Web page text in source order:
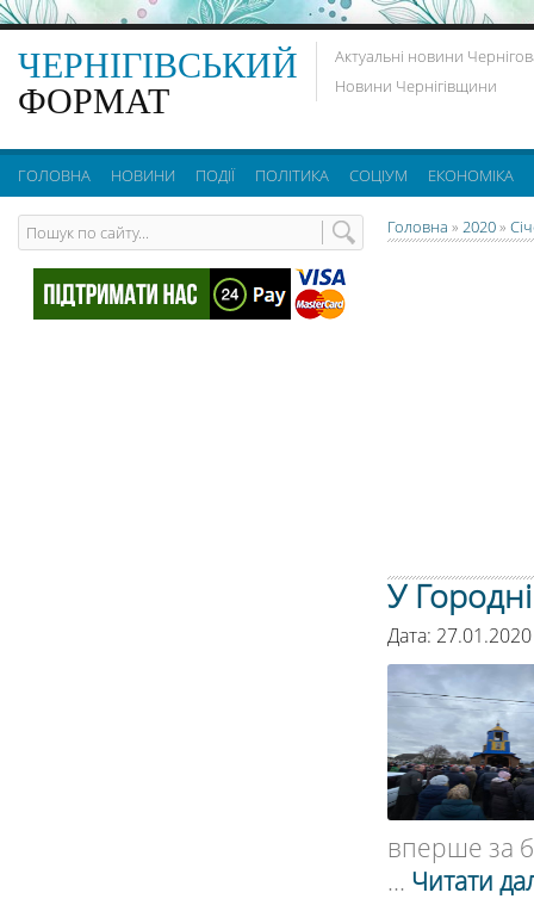
ЧЕРНІГІВСЬКИЙ
ФОРМАТ
Актуальні новини
Новини Чернігівщини
ГОЛОВНА НОВИНИ ПОДІЇ ПОЛІТИКА СОЦІУМ ЕКОНОМІКА
Головна » 2020»
У
Дата:
вперше за
... Читати